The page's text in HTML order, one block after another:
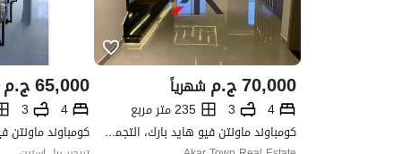
ج.م70,000 شهرياً
4
3
235 متر مربع
كومباوند ماونتن فيو هايد بارك، التجمع الخامس، القاهرة الجديدة، القاهرة
ج.م65,000
4
3